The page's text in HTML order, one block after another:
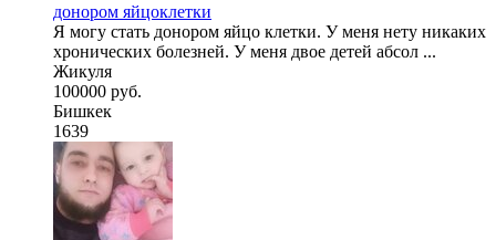
донором яйцоклетки
Я могу стать донором яйцо клетки. У меня нету никаких
хронических болезней. У меня двое детей абсол ...
Жикуля
100000 руб.
Бишкек
1639